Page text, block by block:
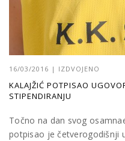
16/03/2016 | IZDVOJENO
KALAJŽIĆ POTPISAO
STIPENDIRANJU
Točno na dan svog
potpisao je četverogodišnji